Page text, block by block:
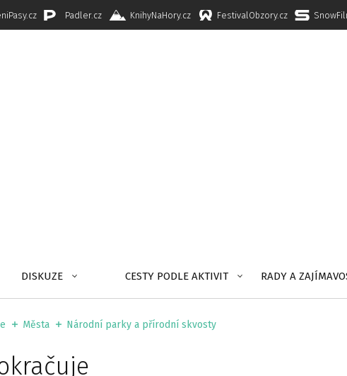
Padler.cz KnihyNaHory.cz FestivalObzory.cz
DISKUZE CESTY PODLE AKTIVIT RADY A
Města Národní parky a přírodní skvosty